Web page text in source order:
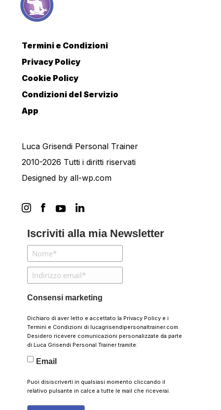
Termini e Condizioni
Privacy Policy
Cookie Policy
Condizioni del Servizio
App
Luca Grisendi Personal Trainer
2010-2026 Tutti i diritti riservati
Designed by all-wp.com
Iscriviti alla mia Newsletter
Consensi marketing
Dichiaro di aver letto e accettato la Privacy Policye i
Termini e Condizioni di lucagrisendipersonaltrainer.com.
Desidero ricevere comunicazioni personalizzate da parte
di Luca Grisendi Personal Trainer tramite:
Email
Puoi disiscriverti in qualsiasi momento cliccando il
relativo pulsante in calce a tutte le mail che riceverai.